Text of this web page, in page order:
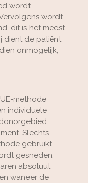
wordt
wordt
dit is het meest
dient de patiënt
onmogelijk,
methode
individuele
Slechts
gebruikt
gesneden.
absoluut
waneer de